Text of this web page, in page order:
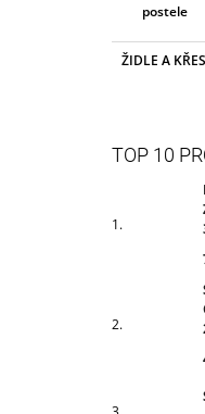
postele
ŽIDLE A
TOP 10